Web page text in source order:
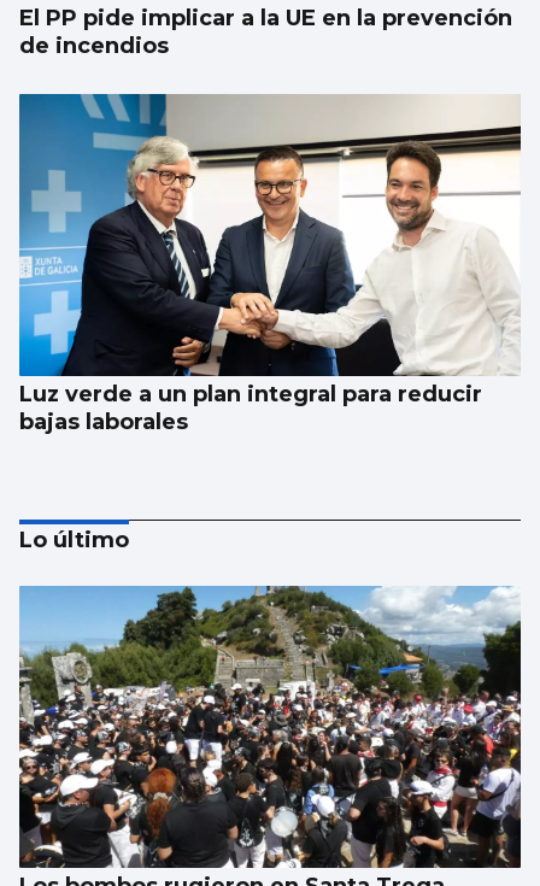
El PP pide implicar a la UE en la prevención
de incendios
Luz verde a un plan integral para reducir
bajas laborales
Corgos afea a Hacienda que la comunidad
pierde 91 millones
Lo último